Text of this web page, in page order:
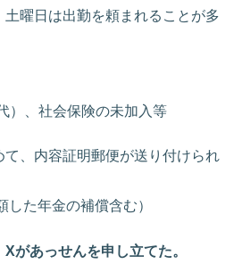
曜日は出勤を頼まれることが多
）、社会保険の未加入等
て、内容証明郵便が送り付けられ
した年金の補償含む）
Xがあっせんを申し立てた。